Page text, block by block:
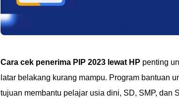
Cara cek penerima PIP 2023 lewat HP penting
latar belakang kurang mampu. Program bantuan
tujuan membantu pelajar usia dini, SD, SMP, dan